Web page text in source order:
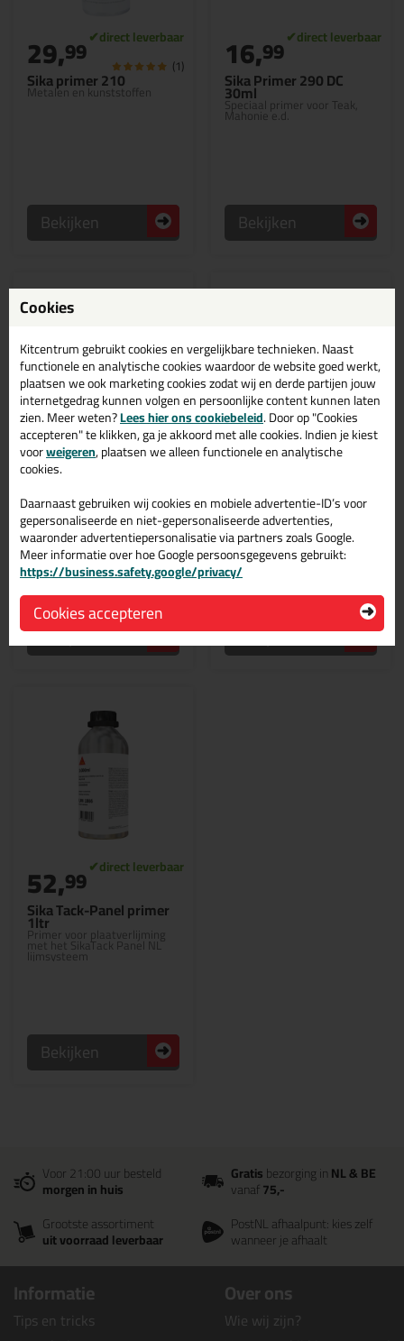
Sika primer 210
Metalen en kunststoffen
29,99 (1)
Bekijken
Sika Primer 290 DC
30ml
Speciaal primer voor Teak,
Mahonie e.d.
16,99
Bekijken
Sika MultiPrimer Marine
Marine primer voor veel
verschillende ondergronden
41,99
Bekijken
Sika Primer 207
Gepigmenteerde,
oplosmiddelhoudende primer
voor diverse ondergronden
13,69
Bekijken
Sika Tack-Panel primer
1ltr
Primer voor plaatverlijming
met het SikaTack Panel NL
lijmsysteem
52,99
Bekijken
Voor 21:00 uur besteld
morgen in huis
Gratisbezorging inNL & BE
vanaf75,-
Grootste assortiment
uit voorraad leverbaar
PostNL afhaalpunt: kies zelf
wanneer je afhaalt
Informatie
Tips en tricks
Over ons
Wie wij zijn?
Cookies
Kitcentrum gebruikt cookies en vergelijkbare technieken. Naast
functionele en analytische cookies waardoor de website goed werkt,
plaatsen we ook marketing cookies zodat wij en derde partijen jouw
internetgedrag kunnen volgen en persoonlijke content kunnen laten
zien. Meer weten?Lees hier ons cookiebeleid. Door op "Cookies
accepteren" te klikken, ga je akkoord met alle cookies. Indien je kiest
voorweigeren, plaatsen we alleen functionele en analytische
cookies.
Daarnaast gebruiken wij cookies en mobiele advertentie-ID’s voor
gepersonaliseerde en niet-gepersonaliseerde advertenties,
waaronder advertentiepersonalisatie via partners zoals Google.
Meer informatie over hoe Google persoonsgegevens gebruikt:
https://business.safety.google/privacy/
Cookies accepteren